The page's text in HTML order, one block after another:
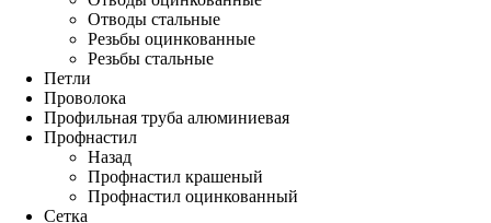
Отводы стальные
Резьбы оцинкованные
Резьбы стальные
Петли
Проволока
Профильная труба алюминиевая
Профнастил
Назад
Профнастил крашеный
Профнастил оцинкованный
Сетка